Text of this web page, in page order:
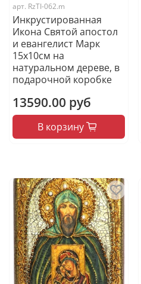
арт. RzTI-062.m
Инкрустированная
Икона Святой апостол
и евангелист Марк
15х10см на
натуральном дереве, в
подарочной коробке
13590.00 руб
В корзину